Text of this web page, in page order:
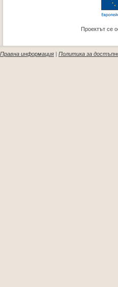
Проектът се
Правна информация | Политика за